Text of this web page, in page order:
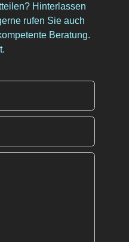
Hinterlassen
rufen Sie auch
Beratung.